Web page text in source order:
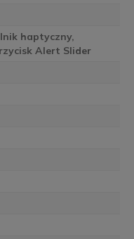
haptyczny,
Alert Slider